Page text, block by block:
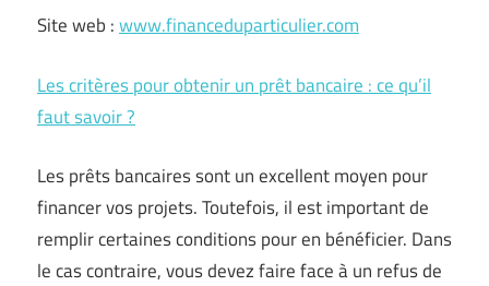
Site web :www.financeduparticulier.com
Les critères pour obtenir un prêt bancaire : ce qu’il
faut savoir ?
Les prêts bancaires sont un excellent moyen pour
financer vos projets. Toutefois, il est important de
remplir certaines conditions pour en bénéficier. Dans
le cas contraire, vous devez faire face à un refus de